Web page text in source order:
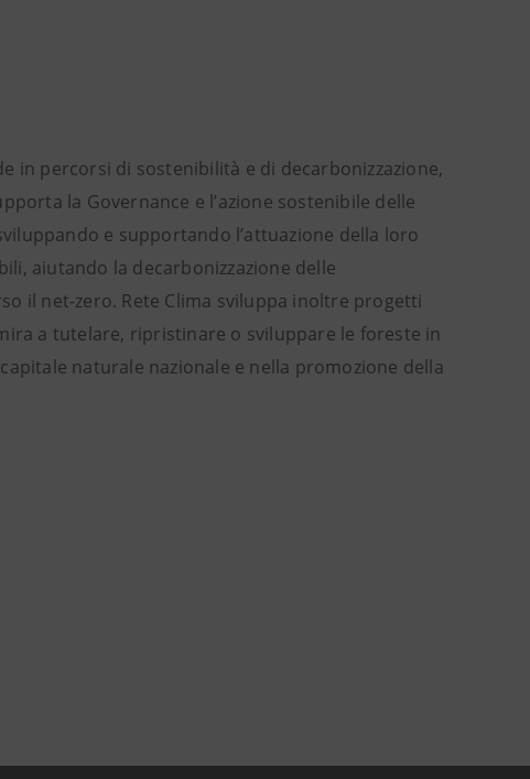
in percorsi di sostenibilità e di decarbonizzazione,
la Governance e l’azione sostenibile delle
e supportando l’attuazione della loro
aiutando la decarbonizzazione delle
il net-zero. Rete Clima sviluppa inoltre progetti
a tutelare, ripristinare o sviluppare le foreste in
naturale nazionale e nella promozione della